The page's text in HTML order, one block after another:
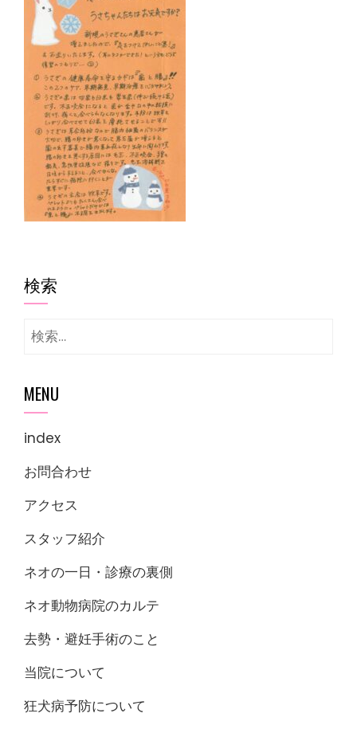
検索
検
MENU
index
お問合わせ
アクセス
スタッフ紹介
ネオの一日・診療の裏側
ネオ動物病院のカルテ
去勢・避妊手術のこと
当院について
狂犬病予防について